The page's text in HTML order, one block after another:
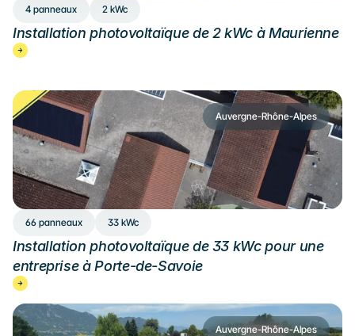
4 panneaux 2 kWc
Installation photovoltaïque de 2 kWc à Maurienne
Auvergne-Rhône-Alpes
66 panneaux 33 kWc
Installation photovoltaïque de 33 kWc pour une
entreprise à Porte-de-Savoie
Auvergne-Rhône-Alpes